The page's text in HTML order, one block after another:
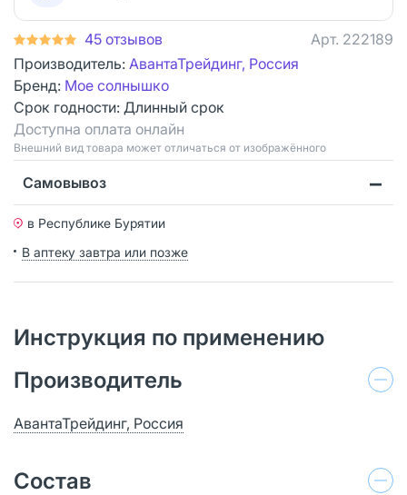
45 отзывов Арт. 222189
Производитель: АвантаТрейдинг, Россия
Бренд: Мое солнышко
Срок годности: Длинный срок
Доступна оплата онлайн
Bнешний вид товара может отличаться от изображённого
Самовывоз
в Республике Бурятии
В аптеку завтра или позже
Инструкция по применению
Производитель
АвантаТрейдинг, Россия
Состав